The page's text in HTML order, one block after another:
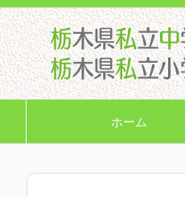
ホーム